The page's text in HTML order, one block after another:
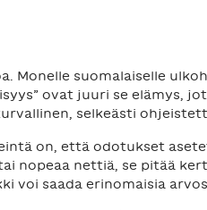
Monelle suomalaiselle
ovat juuri se elämys,
selkeästi
on, että odotukset
nopeaa nettiä, se pitää
voi saada erinomaisia